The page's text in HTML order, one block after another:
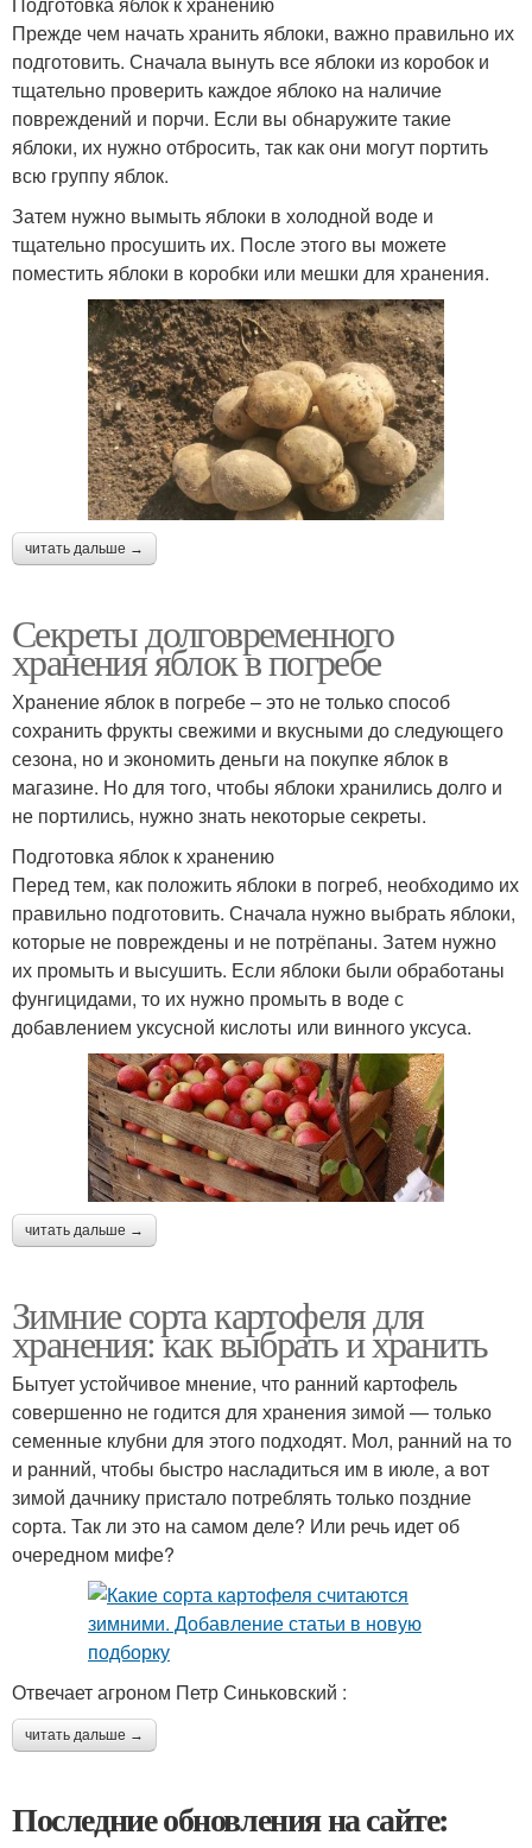
Прежде чем начать хранить яблоки, важно правильно их
подготовить. Сначала вынуть все яблоки из коробок и
тщательно проверить каждое яблоко на наличие
повреждений и порчи. Если вы обнаружите такие
яблоки, их нужно отбросить, так как они могут портить
всю группу яблок.
Затем нужно вымыть яблоки в холодной воде и
тщательно просушить их. После этого вы можете
поместить яблоки в коробки или мешки для хранения.
читать дальше →
Секреты долговременного
хранения яблок в погребе
Хранение яблок в погребе – это не только способ
сохранить фрукты свежими и вкусными до следующего
сезона, но и экономить деньги на покупке яблок в
магазине. Но для того, чтобы яблоки хранились долго и
не портились, нужно знать некоторые секреты.
Подготовка яблок к хранению
Перед тем, как положить яблоки в погреб, необходимо их
правильно подготовить. Сначала нужно выбрать яблоки,
которые не повреждены и не потрёпаны. Затем нужно
их промыть и высушить. Если яблоки были обработаны
фунгицидами, то их нужно промыть в воде с
добавлением уксусной кислоты или винного уксуса.
читать дальше →
Зимние сорта картофеля для
хранения: как выбрать и хранить
Бытует устойчивое мнение, что ранний картофель
совершенно не годится для хранения зимой — только
семенные клубни для этого подходят. Мол, ранний на то
и ранний, чтобы быстро насладиться им в июле, а вот
зимой дачнику пристало потреблять только поздние
сорта. Так ли это на самом деле? Или речь идет об
очередном мифе?
Отвечает агроном Петр Синьковский :
читать дальше →
Последние обновления на сайте: